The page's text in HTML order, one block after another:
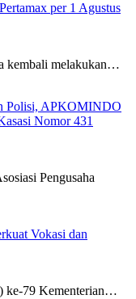
per 1 Agustus
kembali melakukan…
Polisi, APKOMINDO
Nomor 431
Pengusaha
Vokasi dan
ke-79 Kementerian…